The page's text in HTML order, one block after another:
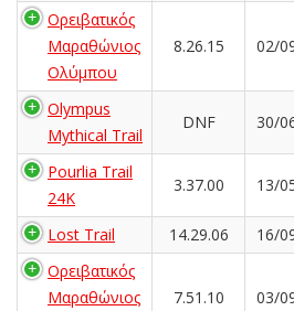
Ορειβατικός
Μαραθώνιος
Ολύμπου
8.26.15 02/
Olympus
Mythical Trail
DNF 30/
Pourlia Trail
24K
3.37.00 13/
Lost Trail 14.29.06 16/
Ορειβατικός
Μαραθώνιος
7.51.10 03/